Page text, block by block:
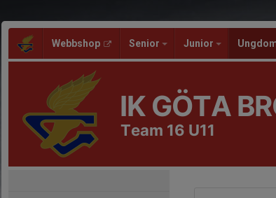
Webbshop Senior Junior
IK GÖTA
Team 16 U11